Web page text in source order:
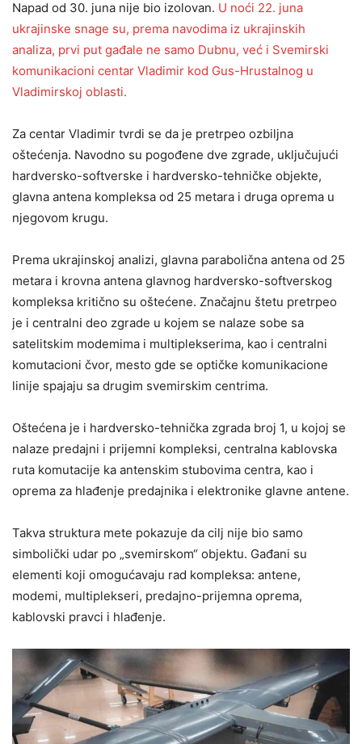
Napad od 30. juna nije bio izolovan. U noći 22. juna
ukrajinske snage su, prema navodima iz ukrajinskih
analiza, prvi put gađale ne samo Dubnu, već i Svemirski
komunikacioni centar Vladimir kod Gus-Hrustalnog u
Vladimirskoj oblasti.
Za centar Vladimir tvrdi se da je pretrpeo ozbiljna
oštećenja. Navodno su pogođene dve zgrade, uključujući
hardversko-softverske i hardversko-tehničke objekte,
glavna antena kompleksa od 25 metara i druga oprema u
njegovom krugu.
Prema ukrajinskoj analizi, glavna parabolična antena od 25
metara i krovna antena glavnog hardversko-softverskog
kompleksa kritično su oštećene. Značajnu štetu pretrpeo
je i centralni deo zgrade u kojem se nalaze sobe sa
satelitskim modemima i multiplekserima, kao i centralni
komutacioni čvor, mesto gde se optičke komunikacione
linije spajaju sa drugim svemirskim centrima.
Oštećena je i hardversko-tehnička zgrada broj 1, u kojoj se
nalaze predajni i prijemni kompleksi, centralna kablovska
ruta komutacije ka antenskim stubovima centra, kao i
oprema za hlađenje predajnika i elektronike glavne antene.
Takva struktura mete pokazuje da cilj nije bio samo
simbolički udar po „svemirskom“ objektu. Gađani su
elementi koji omogućavaju rad kompleksa: antene,
modemi, multiplekseri, predajno-prijemna oprema,
kablovski pravci i hlađenje.